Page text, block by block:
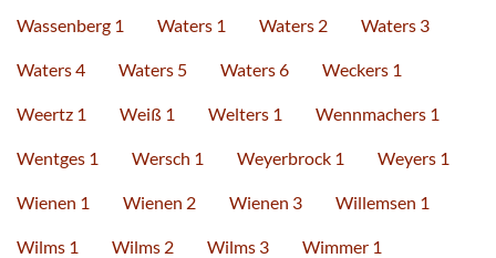
Wassenberg 1 Waters 1 Waters 2 Waters 3
Waters 4 Waters 5 Waters 6 Weckers 1
Weertz 1 Weiß 1 Welters 1 Wennmachers 1
Wentges 1 Wersch 1 Weyerbrock 1 Weyers 1
Wienen 1 Wienen 2 Wienen 3 Willemsen 1
Wilms 1 Wilms 2 Wilms 3 Wimmer 1